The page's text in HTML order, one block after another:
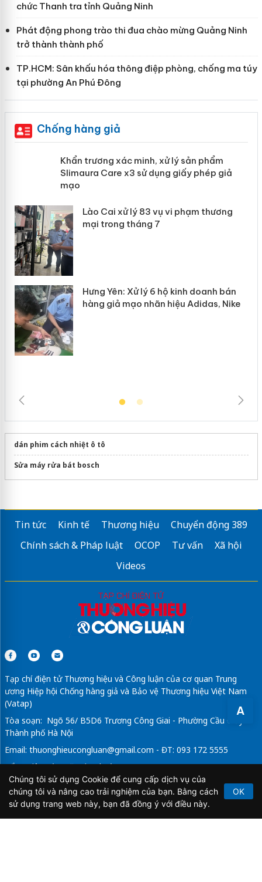
A
chức Thanh tra tỉnh Quảng Ninh
Phát động phong trào thi đua chào mừng Quảng Ninh
trở thành thành phố
TP.HCM: Sân khấu hóa thông điệp phòng, chống ma túy
tại phường An Phú Đông
Chống hàng giả
Khẩn trương xác minh, xử lý sản phẩm
Slimaura Care x3 sử dụng giấy phép
dán phim cách nhiệt ô tô
Sửa máy rửa bát bosch
Tin tức Kinh tế Thương hiệu
Chuyển động 389
Chính sách & Pháp luật
OCOP Tư vấn
Xã hội
Videos
Tạp chí điện tử Thương hiệu và Công luận của cơ quan Trung
ương Hiệp hội Chống hàng giả và Bảo vệ Thương hiệu Việt Nam
(Vatap)
Tòa soạn: Ngõ 56/ B5D6 Trương Công Giai - Phường Cầu Giấy -
Thành phố Hà Nội
Email: thuonghieucongluan@gmail.com - ĐT: 093 172 5555
Tổng Biên Tập: Vũ Đức Thuận
Giấy phép hoạt động báo chí điện tử số 64/GP-BTTTT do Bộ
Thông tin và Truyền thông cấp ngày 21/2/2020.
Chúng tôi sử dụng Cookie để cung cấp dịch vụ của
chúng tôi và nâng cao trải nghiệm của bạn. Bằng cách
sử dụng trang web này, bạn đã đồng ý với điều này.
OK